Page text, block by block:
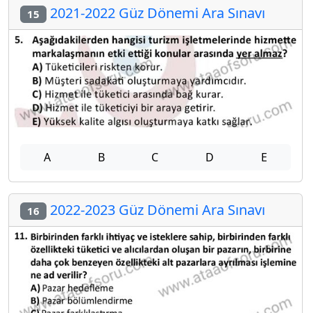
15 2021-2022 Güz Dönemi Ara Sınavı
A B C D E
16 2022-2023 Güz Dönemi Ara Sınavı